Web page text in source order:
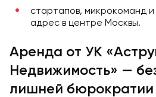
стартапов, микрокоманд
адрес в центре Москвы.
Аренда от УК
Недвижимость» —
лишней бюрократии